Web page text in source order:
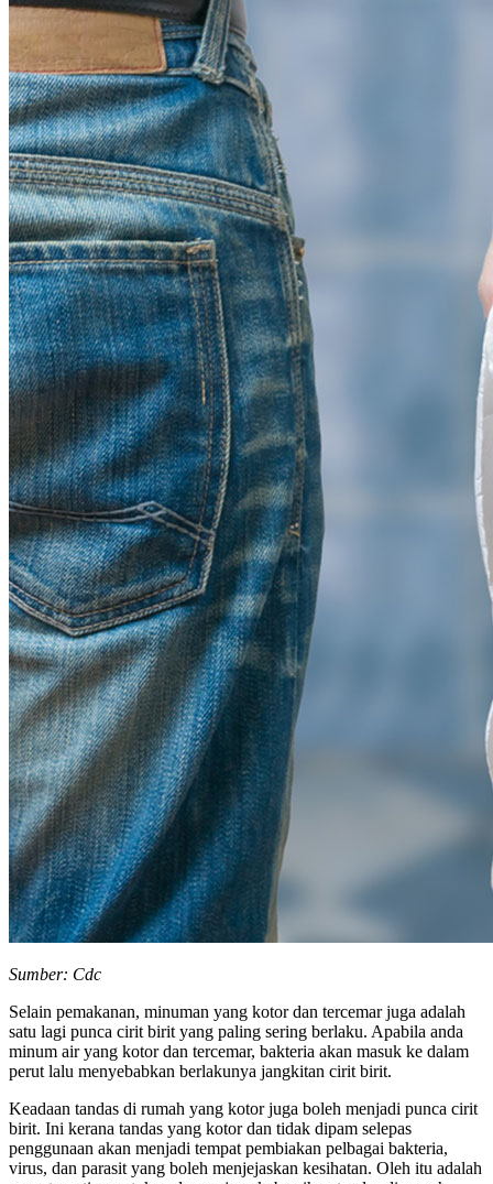
Sumber: Cdc
Selain pemakanan, minuman yang kotor dan tercemar juga adalah
satu lagi punca cirit birit yang paling sering berlaku. Apabila anda
minum air yang kotor dan tercemar, bakteria akan masuk ke dalam
perut lalu menyebabkan berlakunya jangkitan cirit birit.
Keadaan tandas di rumah yang kotor juga boleh menjadi punca cirit
birit. Ini kerana tandas yang kotor dan tidak dipam selepas
penggunaan akan menjadi tempat pembiakan pelbagai bakteria,
virus, dan parasit yang boleh menjejaskan kesihatan. Oleh itu adalah